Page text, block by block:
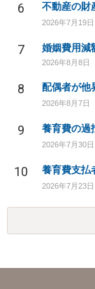
6 不動産の財
2026年7月19日
7 婚姻費用減
2026年8月8日
8 配偶者が他
2026年8月7日
9 養育費の過
2026年7月30日
10 養育費支払
2026年7月23日